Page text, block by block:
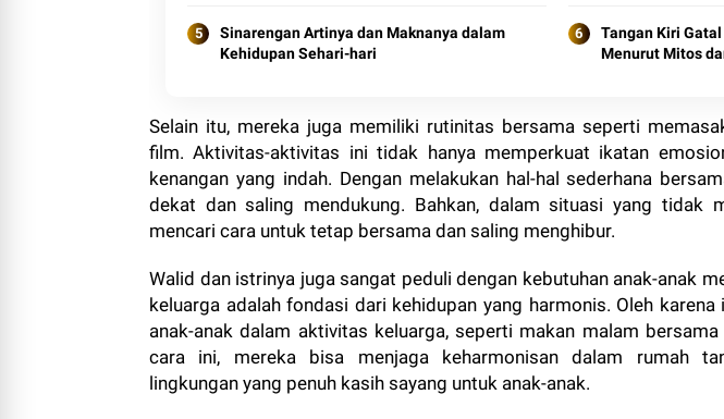
Sinarengan Artinya dan Maknanya dalam
Kehidupan Sehari-hari
Tangan Kiri
Menurut Mitos
Selain itu, mereka juga memiliki rutinitas bersama seperti
film. Aktivitas-aktivitas ini tidak hanya memperkuat ikatan
kenangan yang indah. Dengan melakukan hal-hal sederhana
dekat dan saling mendukung. Bahkan, dalam situasi yang tidak
mencari cara untuk tetap bersama dan saling menghibur.
Walid dan istrinya juga sangat peduli dengan kebutuhan anak-anak
keluarga adalah fondasi dari kehidupan yang harmonis. Oleh
anak-anak dalam aktivitas keluarga, seperti makan malam
cara ini, mereka bisa menjaga keharmonisan dalam rumah
lingkungan yang penuh kasih sayang untuk anak-anak.